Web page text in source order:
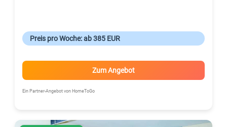
Preis pro Woche: ab 385 EUR
Zum Angebot
Ein Partner-Angebot von HomeToGo